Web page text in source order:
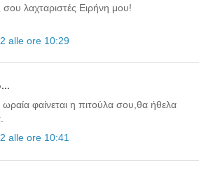
λαχταριστές Ειρήνη μου!
alle ore 10:29
φαίνεται η πιτούλα σου,θα ήθελα
alle ore 10:41